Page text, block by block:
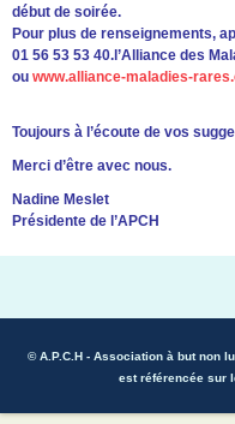
début de soirée.
Pour plus de renseignements,
01 56 53 53 40.l’Alliance des
ou www.alliance-maladies-
Toujours à l’écoute de vos
Merci d’être avec nous.
Nadine Meslet
Présidente de l’APCH
© A.P.C.H - Association à but non
est référencée sur